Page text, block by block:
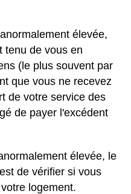
élevée,
tenu de vous en
(le plus souvent par
que vous ne recevez
de votre service des
de payer l'excédent
élevée, le
de vérifier si vous
logement.